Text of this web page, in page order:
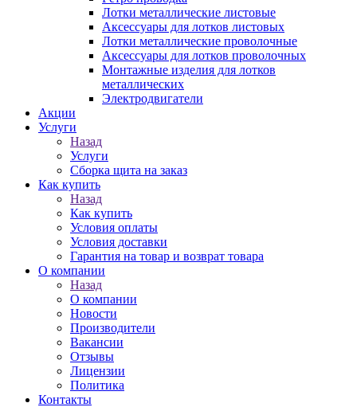
Лотки металлические листовые
Аксессуары для лотков листовых
Лотки металлические проволочные
Аксессуары для лотков проволочных
Монтажные изделия для лотков
металлических
Электродвигатели
Акции
Услуги
Назад
Услуги
Сборка щита на заказ
Как купить
Назад
Как купить
Условия оплаты
Условия доставки
Гарантия на товар и возврат товара
О компании
Назад
О компании
Новости
Производители
Вакансии
Отзывы
Лицензии
Политика
Контакты